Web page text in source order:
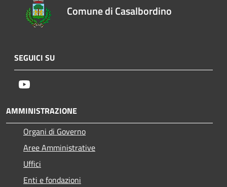
Comune di Casalbordino
SEGUICI SU
AMMINISTRAZIONE
Organi di Governo
Aree Amministrative
Uffici
Enti e fondazioni